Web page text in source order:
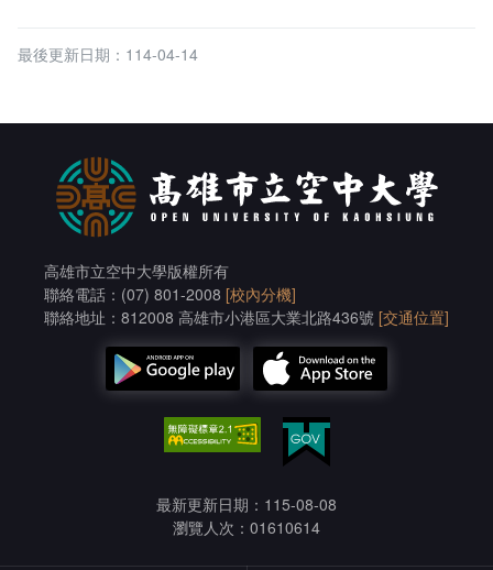
最後更新日期：114-04-14
高雄市立空中大學版權所有
聯絡電話：(07) 801-2008 [校內分機]
聯絡地址：812008 高雄市小港區大業北路436號 [交通位置]
最新更新日期：115-08-08
瀏覽人次：01610614